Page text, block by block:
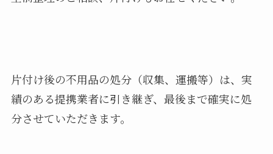
片付け後の不用品の処分（収集、運搬等）は、実
績のある提携業者に引き継ぎ、最後まで確実に処
分させていただきます。